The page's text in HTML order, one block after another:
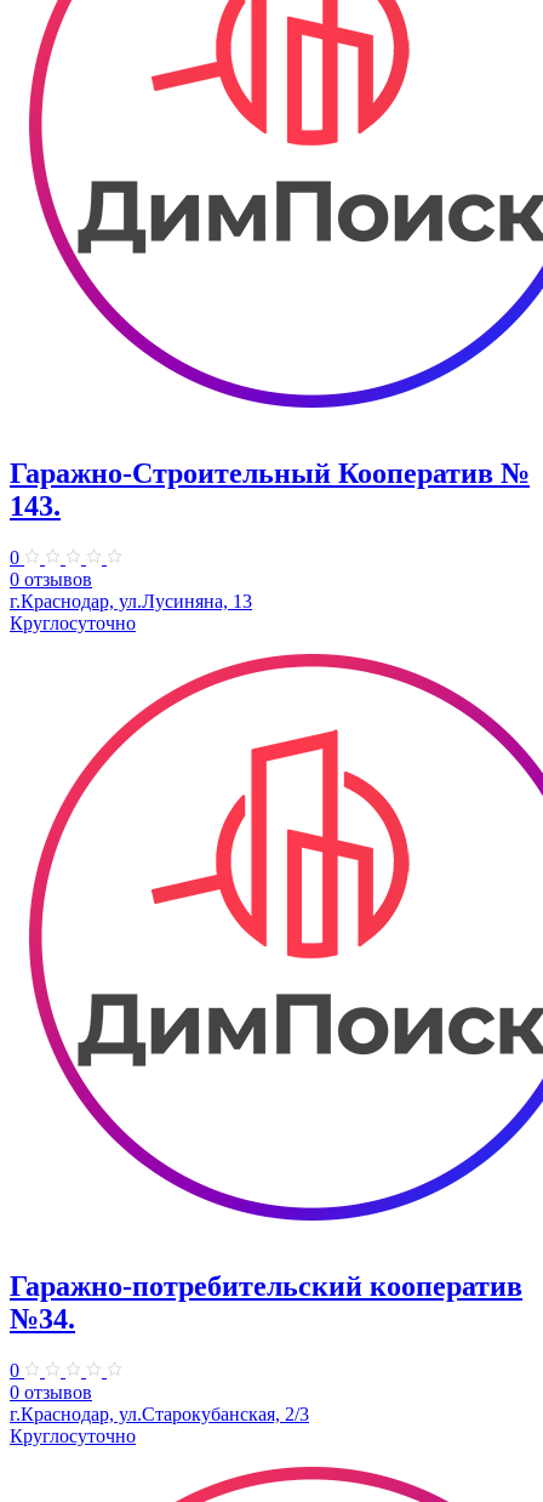
Гаражно-Строительный Кооператив №
143.
0
0 отзывов
г.Краснодар, ул.Лусиняна, 13
Круглосуточно
Гаражно-потребительский кооператив
№34.
0
0 отзывов
г.Краснодар, ул.Старокубанская, 2/3
Круглосуточно